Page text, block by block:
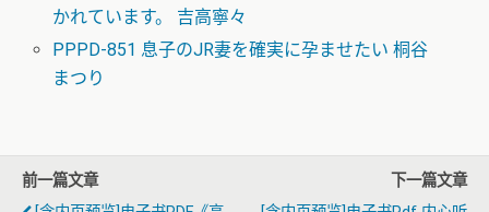
かれています。 吉高寧々
PPPD-851 息子のJR妻を確実に孕ませたい 桐谷
まつり
前一篇文章
下一篇文章